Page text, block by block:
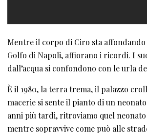
Mentre il corpo di Ciro sta affondando
Golfo di Napoli, affiorano i ricordi. I
dall’acqua si confondono con le urla
È il 1980, la terra trema, il palazzo
macerie si sente il pianto di un
anni più tardi, ritroviamo quel
mentre sopravvive come può alle